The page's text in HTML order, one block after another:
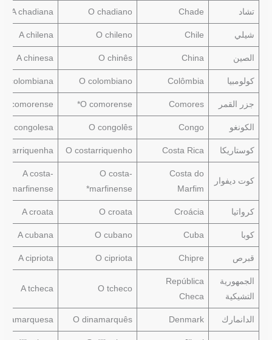
تشاد Chade
O chadiano
A chadiana
شيلي Chile
O chileno
A chilena
الصين China
O chinês
A chinesa
كولومبيا Colômbia
O colombiano
A colombiana
جزر القمر Comores
O comorense*
A comorense*
الكونغو Congo
O congolês
A congolesa
كوستاريكا Costa Rica
O costarriquenho
كوت ديفوار
Costa do
Marfim
O costa-
marfinense*
A costa-
marfinense*
كرواتيا Croácia
O croata
A croata
كوبا Cuba
O cubano
A cubana
قبرص Chipre
O cipriota
A cipriota
الجمهورية
التشيكية
República
Checa
O tcheco
A tcheca
الدانمارك Denmark
O dinamarquês